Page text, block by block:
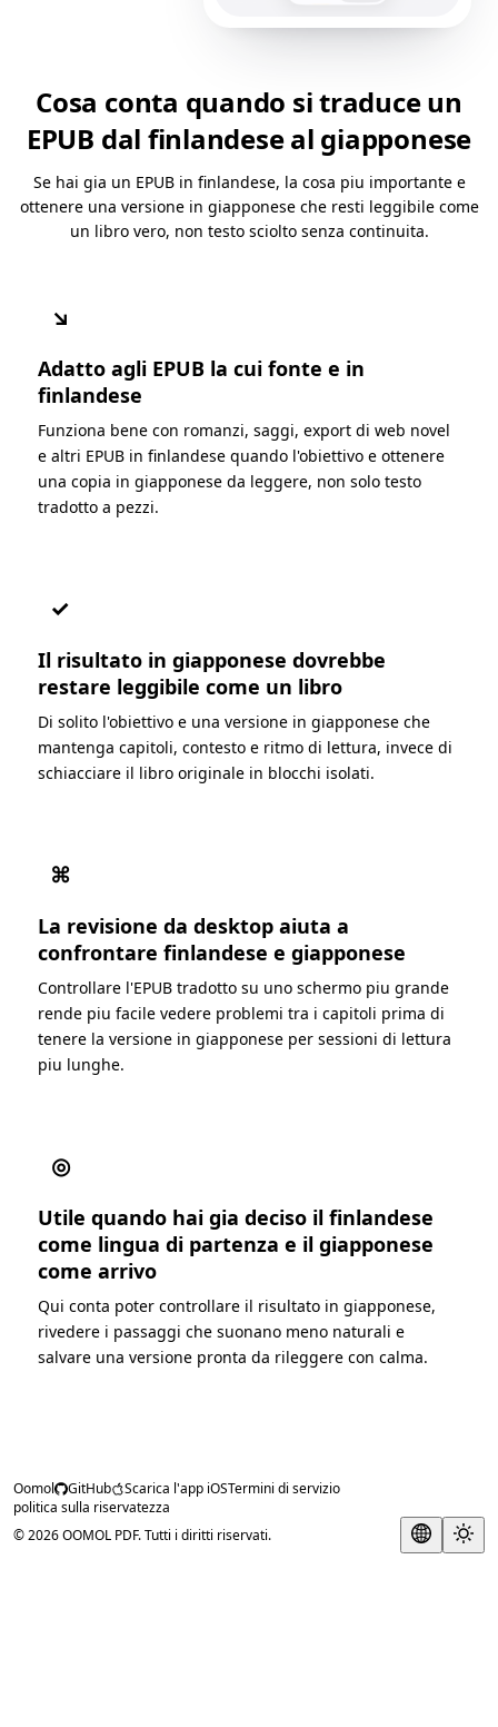
Cosa conta quando si traduce un
EPUB dal finlandese al giapponese
Se hai gia un EPUB in finlandese, la cosa piu importante e
ottenere una versione in giapponese che resti leggibile come
un libro vero, non testo sciolto senza continuita.
↘
Adatto agli EPUB la cui fonte e in
finlandese
Funziona bene con romanzi, saggi, export di web novel
e altri EPUB in finlandese quando l'obiettivo e ottenere
una copia in giapponese da leggere, non solo testo
tradotto a pezzi.
✓
Il risultato in giapponese dovrebbe
restare leggibile come un libro
Di solito l'obiettivo e una versione in giapponese che
mantenga capitoli, contesto e ritmo di lettura, invece di
schiacciare il libro originale in blocchi isolati.
⌘
La revisione da desktop aiuta a
confrontare finlandese e giapponese
Controllare l'EPUB tradotto su uno schermo piu grande
rende piu facile vedere problemi tra i capitoli prima di
tenere la versione in giapponese per sessioni di lettura
piu lunghe.
◎
Utile quando hai gia deciso il finlandese
come lingua di partenza e il giapponese
come arrivo
Qui conta poter controllare il risultato in giapponese,
rivedere i passaggi che suonano meno naturali e
salvare una versione pronta da rileggere con calma.
Oomol GitHub Scarica l'app iOSTermini di servizio
politica sulla riservatezza
© 2026 OOMOL PDF. Tutti i diritti riservati.